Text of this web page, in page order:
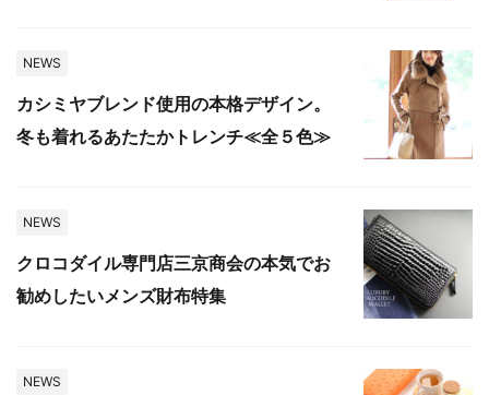
NEWS
カシミヤブレンド使用の本格デザイン。
冬も着れるあたたかトレンチ≪全５色≫
NEWS
クロコダイル専門店三京商会の本気でお
勧めしたいメンズ財布特集
NEWS